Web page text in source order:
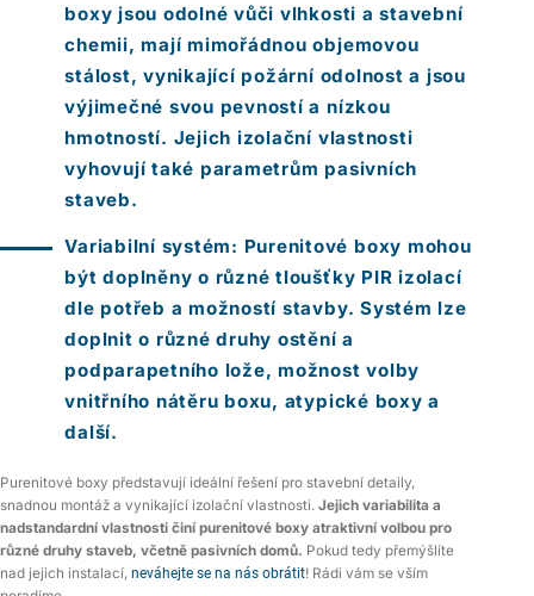
boxy jsou odolné vůči vlhkosti a stavební
chemii, mají mimořádnou objemovou
stálost, vynikající požární odolnost a jsou
výjimečné svou pevností a nízkou
hmotností. Jejich izolační vlastnosti
vyhovují také parametrům pasivních
staveb.
Variabilní systém: Purenitové boxy mohou
být doplněny o různé tloušťky PIR izolací
dle potřeb a možností stavby. Systém lze
doplnit o různé druhy ostění a
podparapetního lože, možnost volby
vnitřního nátěru boxu, atypické boxy a
další.
Purenitové boxy představují ideální řešení pro stavební detaily,
snadnou montáž a vynikající izolační vlastnosti. Jejich variabilita a
nadstandardní vlastnosti činí purenitové boxy atraktivní volbou pro
různé druhy staveb, včetně pasivních domů. Pokud tedy přemýšlíte
nad jejich instalací, neváhejte se na nás obrátit! Rádi vám se vším